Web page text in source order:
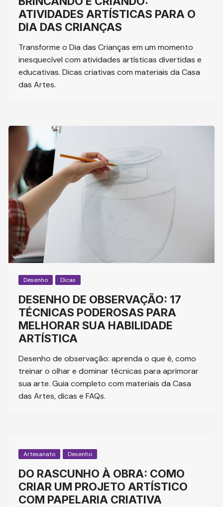
ATIVIDADES ARTÍSTICAS PARA O
DIA DAS CRIANÇAS
Transforme o Dia das Crianças em um momento
inesquecível com atividades artísticas divertidas e
educativas. Dicas criativas com materiais da Casa
das Artes.
Desenho Dicas
DESENHO DE OBSERVAÇÃO: 17
TÉCNICAS PODEROSAS PARA
MELHORAR SUA HABILIDADE
ARTÍSTICA
Desenho de observação: aprenda o que é, como
treinar o olhar e dominar técnicas para aprimorar
sua arte. Guia completo com materiais da Casa
das Artes, dicas e FAQs.
Artesanato Desenho
DO RASCUNHO À OBRA: COMO
CRIAR UM PROJETO ARTÍSTICO
COM PAPELARIA CRIATIVA